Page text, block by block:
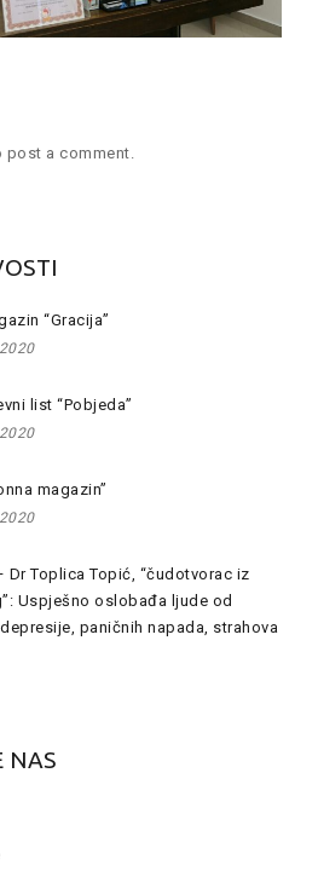
post a comment.
“Gracija”
list “Pobjeda”
magazin”
Dr Toplica Topić, “čudotvorac iz
Uspješno oslobađa ljude od
paničnih napada, strahova
NAS